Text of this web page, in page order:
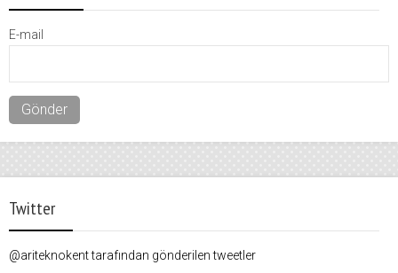
E-mail
Twitter
@ariteknokent tarafından gönderilen tweetler